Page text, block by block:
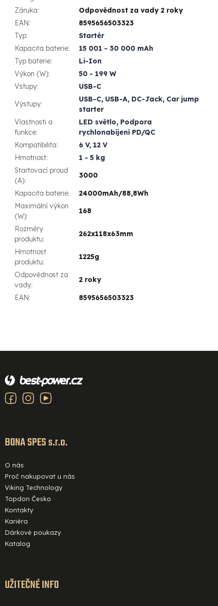
Záruka:
Odpovědnost za vady 2 roky
EAN:
8595656503323
Typ:
Startér
Kapacita baterie:
15 001 - 30 000 mAh
Typ baterie:
Li-Ion
Výkon (W):
50 - 199 W
Vstupy:
USB-C
Výstupy:
USB-C, USB-A, DC-Jack, Car jump
starter
Vlastnosti a
funkce:
LED světlo, Podpora
rychlonabíjení PD/QC
Kompatibilita: 6 V, 12 V
Hmotnost:
1 - 5 kg
Startovací proud
(A):
3000
Kapacita baterie:
24000mAh/88,8Wh
Maximální výkon
(W):
168
Rozměry
produktu:
262x118x63mm
Hmotnost
produktu:
1225g
Odpovědnost za
vady:
2 roky
EAN: 8595656503323
á
a
BONA SPES s.r.o.
O nás
Proč nakupovat u nás
Viking Technology
Topdon Česko
Kontakty
Kariéra
Dárkové poukazy
Katalog
UŽITEČNÉ INFO